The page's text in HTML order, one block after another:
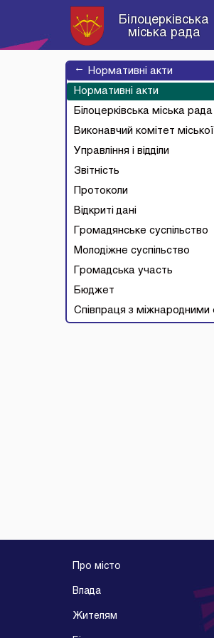
Білоцерківська
міська рада
→
Нормативні акти
Нормативні акти
Білоцерківська міська рада
Виконавчий комітет
Управління і відділи
Звітність
Протоколи
Відкриті дані
Громадянське суспільство
Молодіжне суспільство
Громадська участь
Бюджет
Співпраця з міжнародними
Про місто
Влада
Жителям